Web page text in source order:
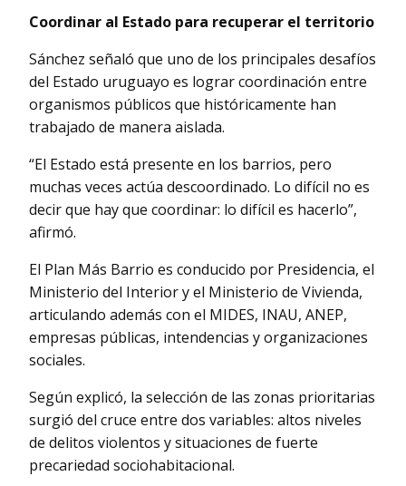
Coordinar al Estado para recuperar el territorio
Sánchez señaló que uno de los principales desafíos
del Estado uruguayo es lograr coordinación entre
organismos públicos que históricamente han
trabajado de manera aislada.
“El Estado está presente en los barrios, pero
muchas veces actúa descoordinado. Lo difícil no es
decir que hay que coordinar: lo difícil es hacerlo”,
afirmó.
El Plan Más Barrio es conducido por Presidencia, el
Ministerio del Interior y el Ministerio de Vivienda,
articulando además con el MIDES, INAU, ANEP,
empresas públicas, intendencias y organizaciones
sociales.
Según explicó, la selección de las zonas prioritarias
surgió del cruce entre dos variables: altos niveles
de delitos violentos y situaciones de fuerte
precariedad sociohabitacional.